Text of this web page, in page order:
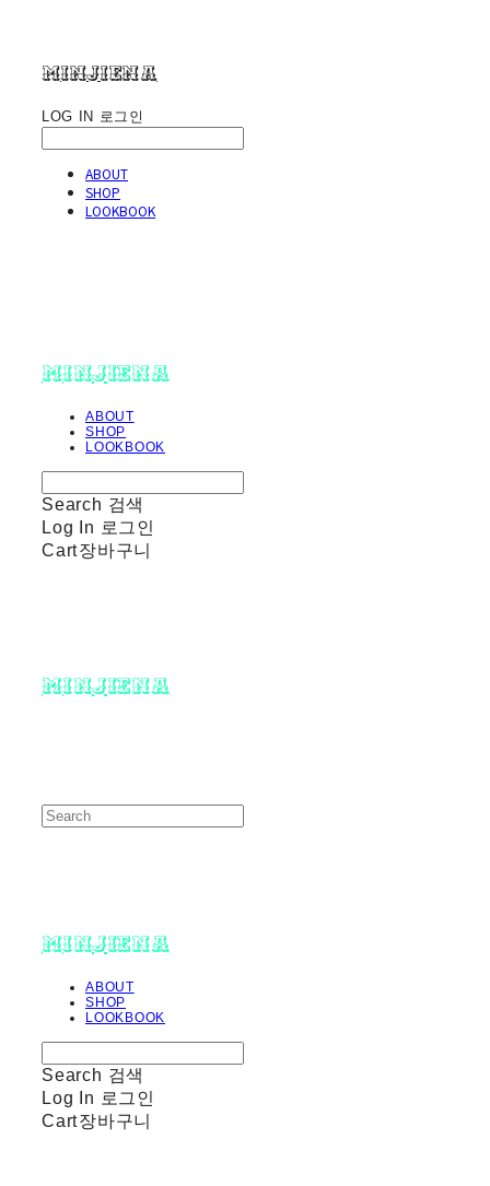
minjiena
LOG IN 로그인
ABOUT
SHOP
LOOKBOOK
minjiena
ABOUT
SHOP
LOOKBOOK
Search 검색
Log In 로그인
Cart장바구니
minjiena
minjiena
ABOUT
SHOP
LOOKBOOK
Search 검색
Log In 로그인
Cart장바구니